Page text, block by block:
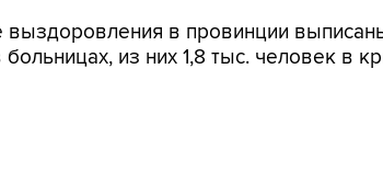
в провинции
из них 1,8 тыс. человек в